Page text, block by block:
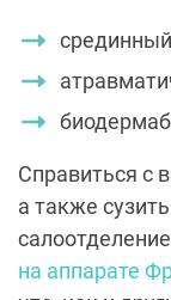
Справиться с
а также
на аппарате